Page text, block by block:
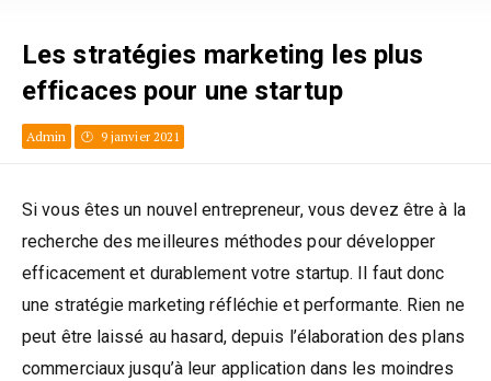
Les stratégies marketing les plus
efficaces pour une startup
Admin 9 janvier 2021
Si vous êtes un nouvel entrepreneur, vous devez être à la
recherche des meilleures méthodes pour développer
efficacement et durablement votre startup. Il faut donc
une stratégie marketing réfléchie et performante. Rien ne
peut être laissé au hasard, depuis l’élaboration des plans
commerciaux jusqu’à leur application dans les moindres